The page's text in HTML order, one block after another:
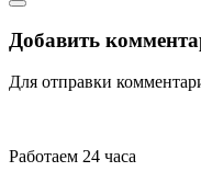
Добавить
Для отправки
Работаем 24 часа